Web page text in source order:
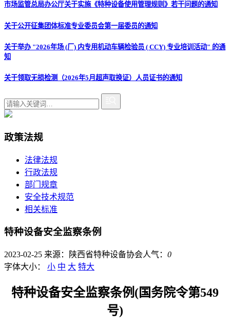
市场监管总局办公厅关于实施《特种设备使用管理规则》若干问题的通知
关于公开征集团体标准专业委员会第一届委员的通知
关于举办 "2026年场 (厂) 内专用机动车辆检验员 ( CCY) 专业培训活动" 的通
知
关于领取无损检测（2026年5月超声取换证）人员证书的通知
政策法规
法律法规
行政法规
部门规章
安全技术规范
相关标准
特种设备安全监察条例
2023-02-25 来源：陕西省特种设备协会人气： 0
字体大小： 小 中 大 特大
特种设备安全监察条例(国务院令第549
号)